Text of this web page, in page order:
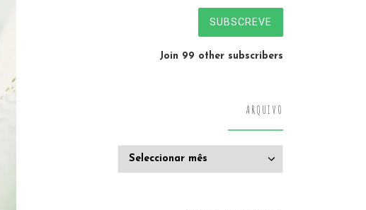
SUBSCREVE
Join 99 other subscribers
ARQUIVO